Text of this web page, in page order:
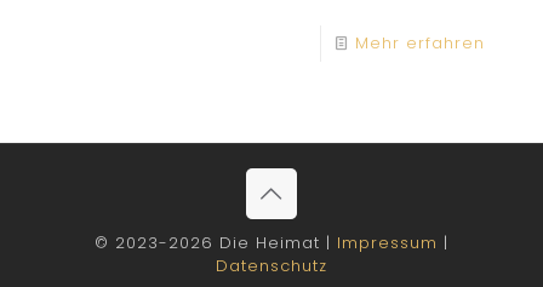
Mehr erfahren
© 2023-2026 Die Heimat | Impressum |
Datenschutz